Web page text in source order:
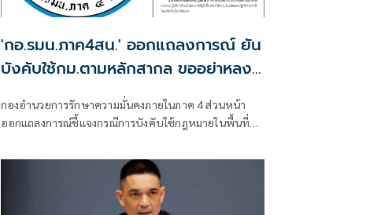
'กอ.รมน.ภาค4สน.' ออกแถลงการณ์ ยัน
บังคับใช้กม.ตามหลักสากล ขออย่าหลง
กองอำนวยการรักษาความมั่นคงภายในภาค 4 ส่วนหน้า
ออกแถลงการณ์ชี้แจงกรณีการบังคับใช้กฎหมายในพื้นที่